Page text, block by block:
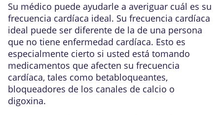
Su médico puede ayudarle a averiguar cuál es su
frecuencia cardíaca ideal. Su frecuencia cardíaca
ideal puede ser diferente de la de una persona
que no tiene enfermedad cardíaca. Esto es
especialmente cierto si usted está tomando
medicamentos que afecten su frecuencia
cardíaca, tales como betabloqueantes,
bloqueadores de los canales de calcio o
digoxina.